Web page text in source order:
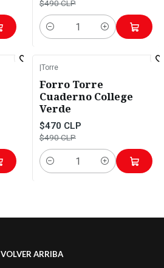
$490 CLP
Cantidad
Torre
Forro Torre
Cuaderno College
Verde
$470 CLP
$490 CLP
Cantidad
VOLVER ARRIBA